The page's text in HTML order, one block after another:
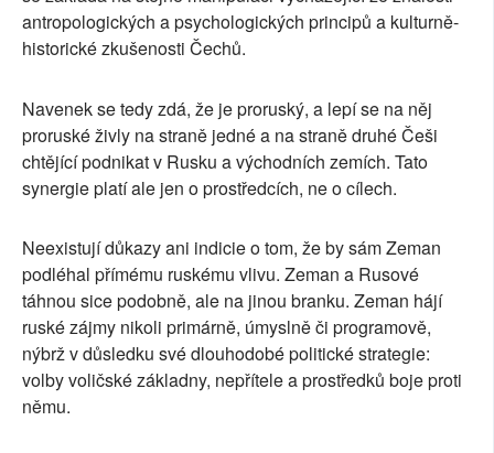
antropologických a psychologických principů a kulturně-
historické zkušenosti Čechů.
Navenek se tedy zdá, že je proruský, a lepí se na něj
proruské živly na straně jedné a na straně druhé Češi
chtějící podnikat v Rusku a východních zemích. Tato
synergie platí ale jen o prostředcích, ne o cílech.
Neexistují důkazy ani indicie o tom, že by sám Zeman
podléhal přímému ruskému vlivu. Zeman a Rusové
táhnou sice podobně, ale na jinou branku. Zeman hájí
ruské zájmy nikoli primárně, úmyslně či programově,
nýbrž v důsledku své dlouhodobé politické strategie:
volby voličské základny, nepřítele a prostředků boje proti
němu.